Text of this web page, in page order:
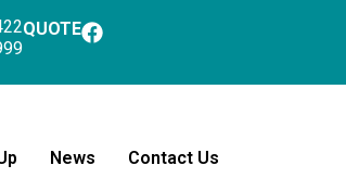
QUOTE
News Contact Us